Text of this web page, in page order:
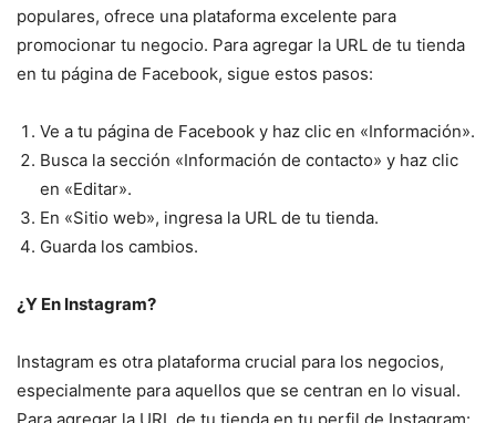
populares, ofrece una plataforma excelente para
promocionar tu negocio. Para agregar la URL de tu tienda
en tu página de Facebook, sigue estos pasos:
Ve a tu página de Facebook y haz clic en «Información».
Busca la sección «Información de contacto» y haz clic
en «Editar».
En «Sitio web», ingresa la URL de tu tienda.
Guarda los cambios.
¿Y En Instagram?
Instagram es otra plataforma crucial para los negocios,
especialmente para aquellos que se centran en lo visual.